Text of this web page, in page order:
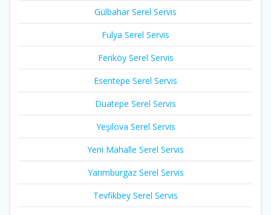
Gülbahar Serel Servis
Fulya Serel Servis
Feriköy Serel Servis
Esentepe Serel Servis
Duatepe Serel Servis
Yeşilova Serel Servis
Yeni Mahalle Serel Servis
Yarımburgaz Serel Servis
Tevfikbey Serel Servis